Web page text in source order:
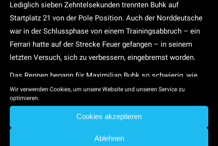
Wir verwenden Cookies, um unsere Website und unseren Service zu
optimieren.
Cookies akzeptieren
Ablehnen
Lediglich sieben Zehntelsekunden trennten Buhk auf
Startplatz 21 von der Pole Position. Auch der Norddeutsche
war in der Schlussphase von einem Trainingsabbruch – ein
Ferrari hatte auf der Strecke Feuer gefangen – in seinem
letzten Versuch, sich zu verbessern, eingebremst worden.
Das Rennen begann für Maximilian Buhk so schwierig, wie
das Qualifying geendet hatte. Nachdem die Durchfahrt des
ultraschnellen Turn 1 des Triovals im Pulk noch ohne größere
Probleme geklappt hatte, wurde der Mercedes-AMG GT3 mit
der Startnummer 18 in der zweiten Kurve aufs Gras gedrängt
und fiel bis an die letzte Position zurück. „Ich hatte keine